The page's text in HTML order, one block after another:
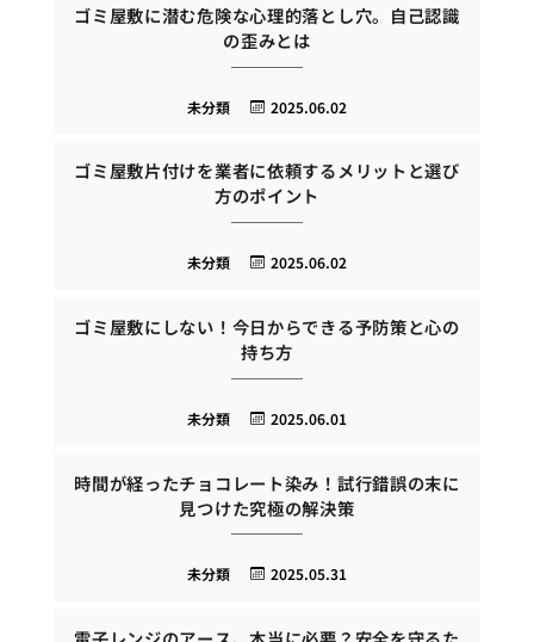
ゴミ屋敷に潜む危険な心理的落とし穴。自己認識
の歪みとは
2025.06.02
未分類
ゴミ屋敷片付けを業者に依頼するメリットと選び
方のポイント
2025.06.02
未分類
ゴミ屋敷にしない！今日からできる予防策と心の
持ち方
2025.06.01
未分類
時間が経ったチョコレート染み！試行錯誤の末に
見つけた究極の解決策
2025.05.31
未分類